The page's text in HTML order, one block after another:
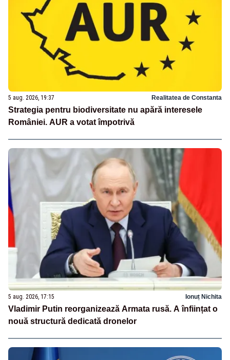
5 aug. 2026, 19:37 Realitatea de Constanta
Strategia pentru biodiversitate nu apără interesele
României. AUR a votat împotrivă
5 aug. 2026, 17:15 Ionuț Nichita
Vladimir Putin reorganizează Armata rusă. A înființat o
nouă structură dedicată dronelor